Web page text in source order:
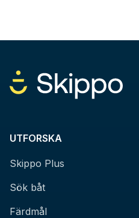
UTFORSKA
Skippo Plus
Sök båt
Färdmål